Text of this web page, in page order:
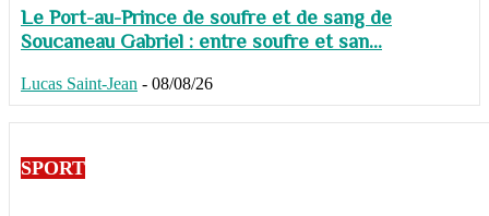
Le Port-au-Prince de soufre et de sang de
Soucaneau Gabriel : entre soufre et san...
Lucas Saint-Jean - 08/08/26
SPORT